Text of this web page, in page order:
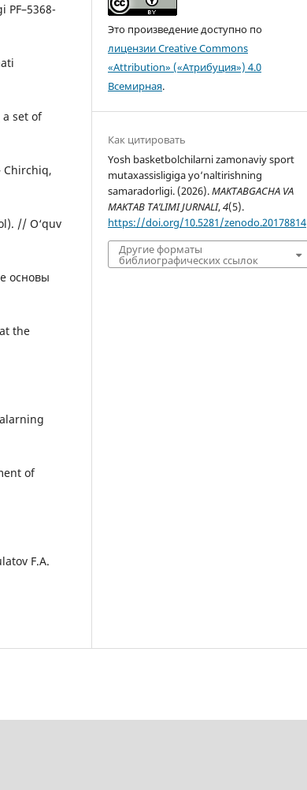
set of
Chirchiq,
// O‘quv
основы
the
of
F.A.
Это произведение доступно по
лицензии Creative Commons
«Attribution» («Атрибуция») 4.0
Всемирная.
Как цитировать
Yosh basketbolchilarni zamonaviy sport
mutaxassisligiga yo‘naltirishning
samaradorligi. (2026).MAKTABGACHA VA
MAKTAB TA’LIMI JURNALI,4(5).
https://doi.org/10.5281/zenodo.20178814
Другие форматы
библиографических ссылок